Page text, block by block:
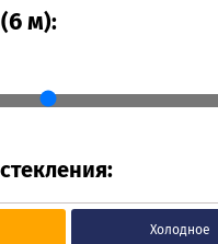
6 м):
Холодное